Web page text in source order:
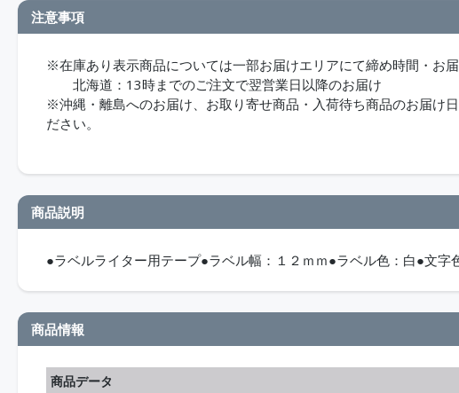
注意事項
※在庫あり表示商品については一部お届けエリアにて締め時間・お届
北海道：13時までのご注文で翌営業日以降のお届け
※沖縄・離島へのお届け、お取り寄せ商品・入荷待ち商品のお届け
ださい。
商品説明
●ラベルライター用テープ●ラベル幅：１２ｍｍ●ラベル色：白●文字
商品情報
商品データ